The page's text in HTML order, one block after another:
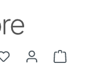
Du hast 0